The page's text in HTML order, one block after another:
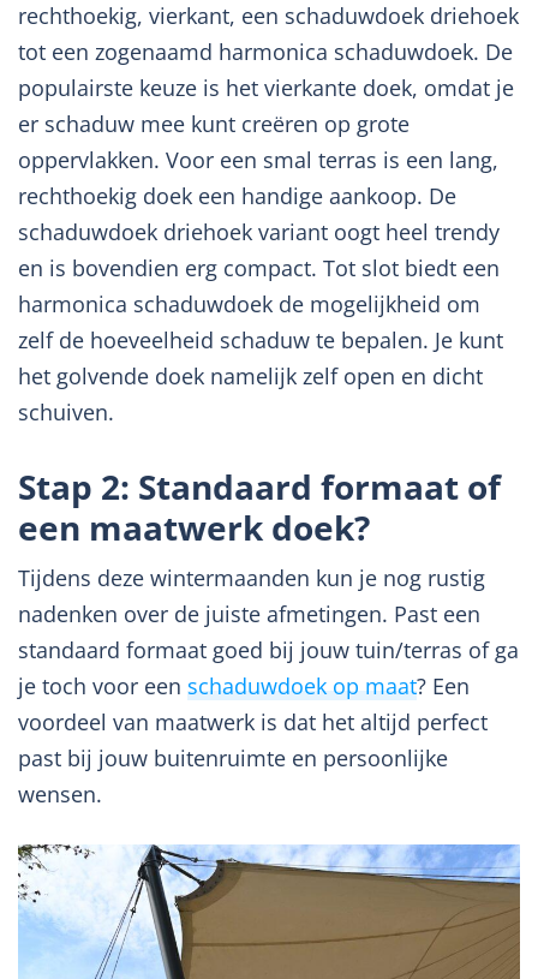
rechthoekig, vierkant, een schaduwdoek driehoek
tot een zogenaamd harmonica schaduwdoek. De
populairste keuze is het vierkante doek, omdat je
er schaduw mee kunt creëren op grote
oppervlakken. Voor een smal terras is een lang,
rechthoekig doek een handige aankoop. De
schaduwdoek driehoek variant oogt heel trendy
en is bovendien erg compact. Tot slot biedt een
harmonica schaduwdoek de mogelijkheid om
zelf de hoeveelheid schaduw te bepalen. Je kunt
het golvende doek namelijk zelf open en dicht
schuiven.
Stap 2: Standaard formaat of
een maatwerk doek?
Tijdens deze wintermaanden kun je nog rustig
nadenken over de juiste afmetingen. Past een
standaard formaat goed bij jouw tuin/terras of ga
je toch voor een schaduwdoek op maat? Een
voordeel van maatwerk is dat het altijd perfect
past bij jouw buitenruimte en persoonlijke
wensen.